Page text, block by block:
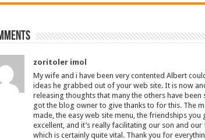
zoritoler imol
My wife and i have been very contented Albert
ideas he grabbed out of your web site. It is now
releasing thoughts that many the others have been
got the blog owner to give thanks to for this. The
made, the easy web site menu, the friendships
excellent, and it’s really facilitating our son and
which is certainly quite vital. Thank you for